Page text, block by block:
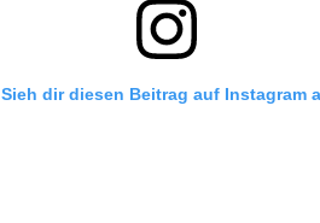
Sieh dir diesen Beitrag auf Instagram